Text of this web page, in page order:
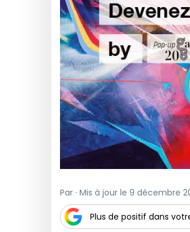
Par · Mis à jour le 9 décembre
Plus de positif dans